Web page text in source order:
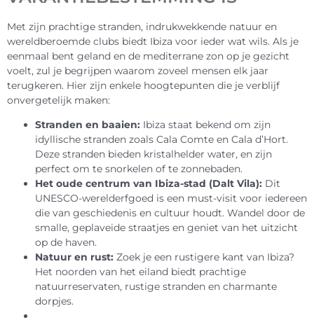
Met zijn prachtige stranden, indrukwekkende natuur en
wereldberoemde clubs biedt Ibiza voor ieder wat wils. Als je
eenmaal bent geland en de mediterrane zon op je gezicht
voelt, zul je begrijpen waarom zoveel mensen elk jaar
terugkeren. Hier zijn enkele hoogtepunten die je verblijf
onvergetelijk maken:
Stranden en baaien: Ibiza staat bekend om zijn
idyllische stranden zoals Cala Comte en Cala d’Hort.
Deze stranden bieden kristalhelder water, en zijn
perfect om te snorkelen of te zonnebaden.
Het oude centrum van Ibiza-stad (Dalt Vila): Dit
UNESCO-werelderfgoed is een must-visit voor iedereen
die van geschiedenis en cultuur houdt. Wandel door de
smalle, geplaveide straatjes en geniet van het uitzicht
op de haven.
Natuur en rust: Zoek je een rustigere kant van Ibiza?
Het noorden van het eiland biedt prachtige
natuurreservaten, rustige stranden en charmante
dorpjes.